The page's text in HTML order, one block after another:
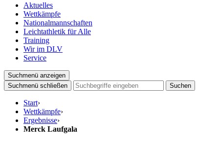
Aktuelles
Wettkämpfe
Nationalmannschaften
Leichtathletik für Alle
Training
Wir im DLV
Service
Suchmenü anzeigen
Suchmenü schließen
Suchen
Start›
Wettkämpfe›
Ergebnisse›
Merck Laufgala